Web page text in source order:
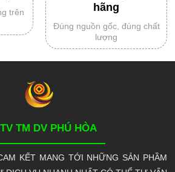
trên
hãng
Đúng nguồn gốc, đúng chất
lượng
TM DV PHÚ HÒA
KẾT MANG TỚI NHỮNG SẢN PHẦM